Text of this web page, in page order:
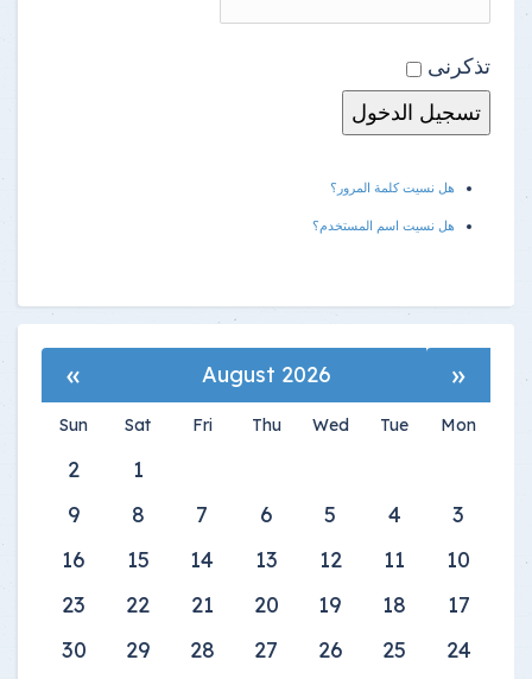
تذكرنى
هل نسيت كلمة المرور؟
هل نسيت اسم المستخدم؟
«
August 2026
»
Mon
Tue
Wed
Thu
Fri
Sat
Sun
1
2
3
4
5
6
7
8
9
10
11
12
13
14
15
16
17
18
19
20
21
22
23
24
25
26
27
28
29
30